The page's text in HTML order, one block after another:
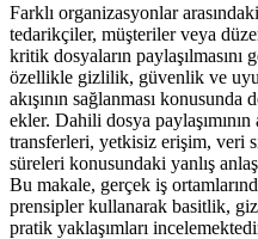
Farklı organizasyonlar
tedarikçiler, müşteriler veya
kritik dosyaların paylaşılmasını
özellikle gizlilik, güvenlik ve
akışının sağlanması
ekler. Dahili dosya
transferleri, yetkisiz erişim, veri
süreleri konusundaki yanlış
Bu makale, gerçek iş
prensipler kullanarak basitlik,
pratik yaklaşımları